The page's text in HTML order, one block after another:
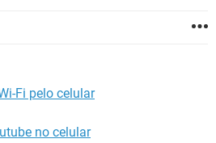
Fi pelo celular
no celular